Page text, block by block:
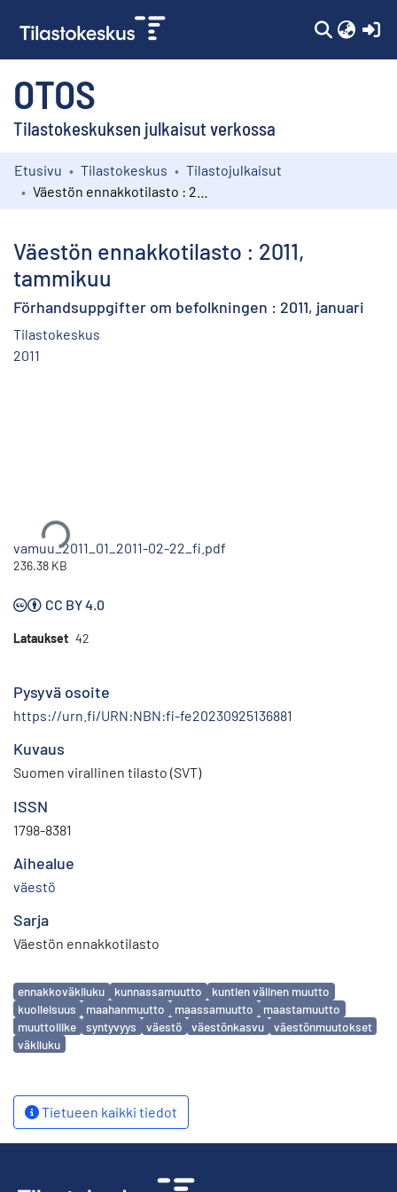
OTOS
Tilastokeskuksen julkaisut verkossa
Kokoelmat
Etusivu Tilastokeskus
Tilastojulkaisut
Väestön ennakkotilasto : 2011,
tammikuu
Förhandsuppgifter om befolkningen : 2011, januari
Tilastokeskus
2011
vamuu_2011_01_2011-02-22_fi.pdf
236.38 KB
CC BY 4.0
Lataukset 42
Pysyvä osoite
https://urn.fi/URN:NBN:fi-fe20230925136881
Kuvaus
Suomen virallinen tilasto (SVT)
ISSN
1798-8381
Aihealue
väestö
Sarja
Väestön ennakkotilasto
Avainsanat
ennakkoväkiluku kunnassamuutto
kuntien välinen muutto
kuolleisuus
maahanmuutto maassamuutto
maastamuutto
muuttoliike
syntyvyys väestö väestönkasvu
väestönmuutokset
väkiluku
Tietueen kaikki tiedot